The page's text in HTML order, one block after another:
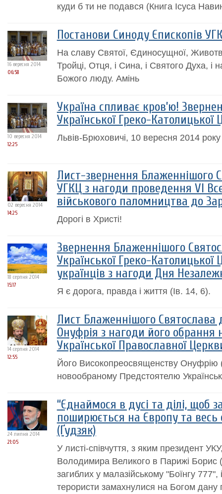
куди б ти не подався (Книга Ісуса
16 вересня 2014
06:58
Постанови Синоду Єпископів
На славу Святої, Єдиносущної,
Тройці, Отця, і Сина, і Святого Духа, і
Божого люду. Амінь
10 вересня 2014
12:25
Україна спливає кров’ю!
Української Греко-Католицької
Львів-Брюховичі, 10 вересня 2014
02 вересня 2014
14:25
Лист-звернення Блаженнішого
УГКЦ з нагоди проведення VI
військового паломництва до
Дорогі в Христі!
18 серпня 2014
15:17
Звернення Блаженнішого
Української Греко-Католицької
українців з нагоди Дня
Я є дорога, правда і життя (Ів. 14, 6).
14 серпня 2014
12:55
Лист Блаженнішого
Онуфрія з нагоди його обрання
Української Православної
Його Високопреосвященству Онуфрію
новообраному Предстоятелю
24 липня 2014
21:05
“Єднаймося в дусі та ділі, щоб
поширюється на Європу та весь
(Ґудзяк)
У листі-співчуття, з яким президент
Володимира Великого в Парижі Борис
загиблих у малазійському "Боїнгу
терористи замахнулися на Богом дану